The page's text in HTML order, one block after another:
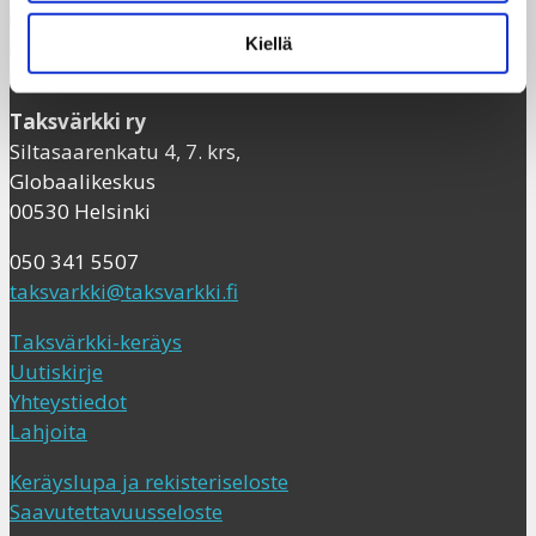
Kiellä
Taksvärkki ry
Siltasaarenkatu 4, 7. krs,
Globaalikeskus
00530 Helsinki
050 341 5507
taksvarkki@taksvarkki.fi
Taksvärkki-keräys
Uutiskirje
Yhteystiedot
Lahjoita
Keräyslupa ja rekisteriseloste
Saavutettavuusseloste